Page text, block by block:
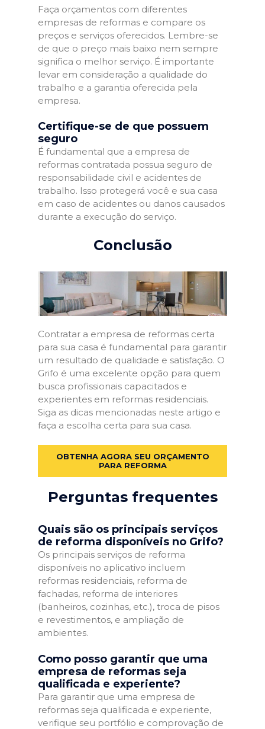
Faça orçamentos com diferentes
empresas de reformas e compare os
preços e serviços oferecidos. Lembre-se
de que o preço mais baixo nem sempre
significa o melhor serviço. É importante
levar em consideração a qualidade do
trabalho e a garantia oferecida pela
empresa.
Certifique-se de que possuem
seguro
É fundamental que a empresa de
reformas contratada possua seguro de
responsabilidade civil e acidentes de
trabalho. Isso protegerá você e sua casa
em caso de acidentes ou danos causados
durante a execução do serviço.
Conclusão
Contratar a empresa de reformas certa
para sua casa é fundamental para garantir
um resultado de qualidade e satisfação. O
Grifo é uma excelente opção para quem
busca profissionais capacitados e
experientes em reformas residenciais.
Siga as dicas mencionadas neste artigo e
faça a escolha certa para sua casa.
OBTENHA AGORA SEU ORÇAMENTO
PARA REFORMA
Perguntas frequentes
Quais são os principais serviços
de reforma disponíveis no Grifo?
Os principais serviços de reforma
disponíveis no aplicativo incluem
reformas residenciais, reforma de
fachadas, reforma de interiores
(banheiros, cozinhas, etc.), troca de pisos
e revestimentos, e ampliação de
ambientes.
Como posso garantir que uma
empresa de reformas seja
qualificada e experiente?
Para garantir que uma empresa de
reformas seja qualificada e experiente,
verifique seu portfólio e comprovação de